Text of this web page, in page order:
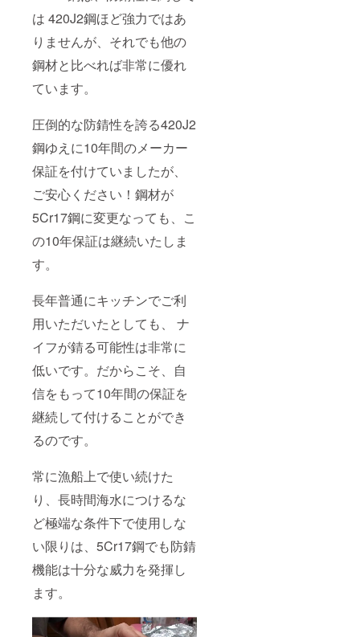
は 420J2鋼ほど強力ではあ
りませんが、それでも他の
鋼材と比べれば非常に優れ
ています。
圧倒的な防錆性を誇る420J2
鋼ゆえに10年間のメーカー
保証を付けていましたが、
ご安心ください！鋼材が
5Cr17鋼に変更なっても、こ
の10年保証は継続いたしま
す。
長年普通にキッチンでご利
用いただいたとしても、 ナ
イフが錆る可能性は非常に
低いです。だからこそ、自
信をもって10年間の保証を
継続して付けることができ
るのです。
常に漁船上で使い続けた
り、長時間海水につけるな
ど極端な条件下で使用しな
い限りは、5Cr17鋼でも防錆
機能は十分な威力を発揮し
ます。